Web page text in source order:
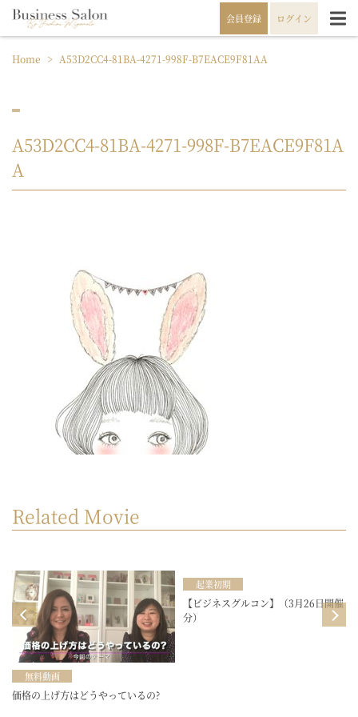
会員登録 ログイン
Home > A53D2CC4-81BA-4271-998F-B7EACE9F81AA
A53D2CC4-81BA-4271-998F-B7EACE9F81A
A
Related Movie
無料動画
価格の上げ方はどうやっているの?
起業初期
【ビジネスグルコン】（3月26日開催
分）